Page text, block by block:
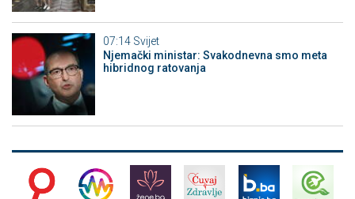
07:14 Svijet
Njemački ministar: Svakodnevna smo meta
hibridnog ratovanja